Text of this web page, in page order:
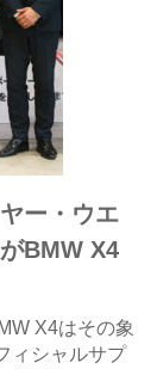
ー・ウエ
BMW X4
X4はその象
ィシャルサプ